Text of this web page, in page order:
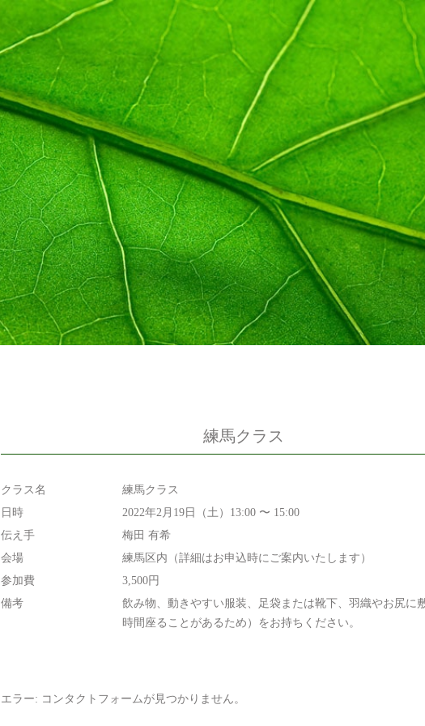
練馬クラス
クラス名
練馬クラス
日時
2022年2月19日（土）13:00 〜 15:00
伝え手
梅田 有希
会場
練馬区内（詳細はお申込時にご案内いたします）
参加費
3,500円
備考
飲み物、動きやすい服装、足袋または靴下、羽織やお尻に
時間座ることがあるため）をお持ちください。
エラー: コンタクトフォームが見つかりません。